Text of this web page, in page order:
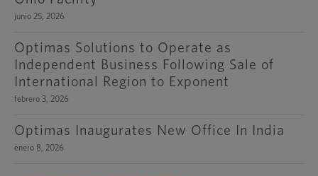
junio 25, 2026
Optimas Solutions to Operate as
Independent Business Following Sale of
International Region to Exponent
febrero 3, 2026
Optimas Inaugurates New Office In India
enero 8, 2026